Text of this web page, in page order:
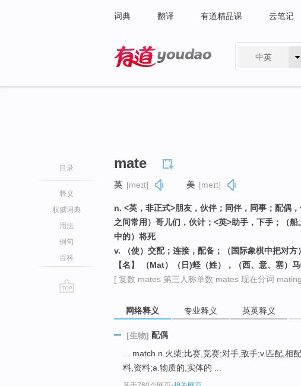
词典 翻译 有道精品课 云笔记
中英
目录
释义
权威词典
用法
例句
百科
mate
英 [meɪt] 美 [meɪt]
n. <英，非正式>朋友，伙伴；同伴，同事；配偶
之间常用）哥儿们，伙计；<英>助手，下手；（
中的）将死
v. （使）交配；连接，配备；（国际象棋中把对方
【名】 （Mat）（日)蛏（姓），（西、意、塞）
[ 复数 mates 第三人称单数 mates 现在分词
网络释义 专业释义 英英释义
[生物] 配偶
... match n.火柴;比赛,竞赛;对手,敌手;v.匹配,相
料,资料;a.物质的,实体的 ...